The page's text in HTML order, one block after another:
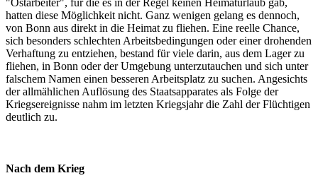
hatten diese Möglichkeit nicht. Ganz wenigen gelang es dennoch,
von Bonn aus direkt in die Heimat zu fliehen. Eine reelle Chance,
sich besonders schlechten Arbeitsbedingungen oder einer drohenden
Verhaftung zu entziehen, bestand für viele darin, aus dem Lager zu
fliehen, in Bonn oder der Umgebung unterzutauchen und sich unter
falschem Namen einen besseren Arbeitsplatz zu suchen. Angesichts
der allmählichen Auflösung des Staatsapparates als Folge der
Kriegsereignisse nahm im letzten Kriegsjahr die Zahl der Flüchtigen
deutlich zu.
Nach dem Krieg